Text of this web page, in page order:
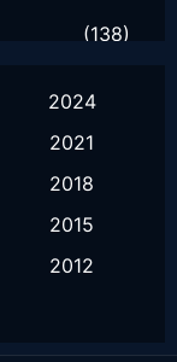
(138)
(55)
2024
2021
2018
2015
2012